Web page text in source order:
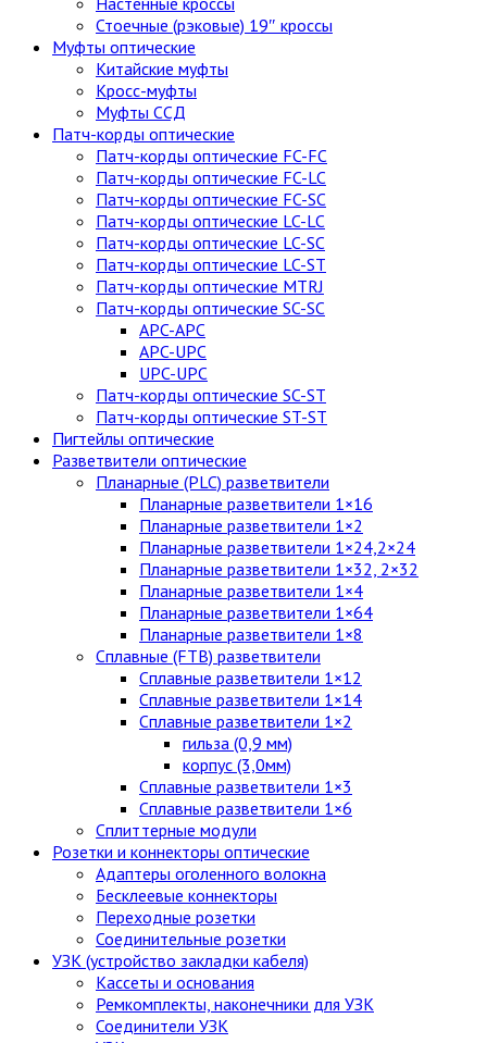
Стоечные (рэковые) 19″ кроссы
Муфты оптические
Китайские муфты
Кросс-муфты
Муфты ССД
Патч-корды оптические
Патч-корды оптические FC-FC
Патч-корды оптические FC-LC
Патч-корды оптические FC-SC
Патч-корды оптические LC-LC
Патч-корды оптические LC-SC
Патч-корды оптические LC-ST
Патч-корды оптические MTRJ
Патч-корды оптические SC-SC
APC-APC
APC-UPC
UPC-UPC
Патч-корды оптические SC-ST
Патч-корды оптические ST-ST
Пигтейлы оптические
Разветвители оптические
Планарные (PLC) разветвители
Планарные разветвители 1×16
Планарные разветвители 1×2
Планарные разветвители 1×24,2×24
Планарные разветвители 1×32, 2×32
Планарные разветвители 1×4
Планарные разветвители 1×64
Планарные разветвители 1×8
Сплавные (FTB) разветвители
Сплавные разветвители 1×12
Сплавные разветвители 1×14
Сплавные разветвители 1×2
гильза (0,9 мм)
корпус (3,0мм)
Сплавные разветвители 1×3
Сплавные разветвители 1×6
Сплиттерные модули
Розетки и коннекторы оптические
Адаптеры оголенного волокна
Бесклеевые коннекторы
Переходные розетки
Соединительные розетки
УЗК (устройство закладки кабеля)
Кассеты и основания
Ремкомплекты, наконечники для УЗК
Соединители УЗК